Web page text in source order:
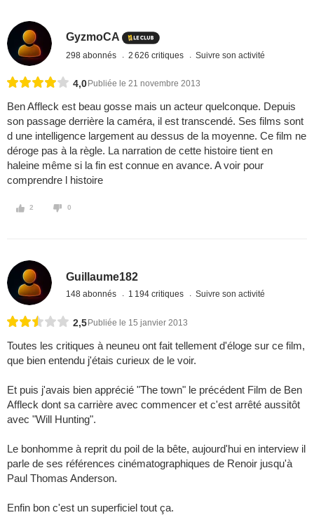
GyzmoCA
298 abonnés 2 626 critiques Suivre son activité
4,0 Publiée le 21 novembre 2013
Ben Affleck est beau gosse mais un acteur quelconque. Depuis
son passage derrière la caméra, il est transcendé. Ses films sont
d une intelligence largement au dessus de la moyenne. Ce film ne
déroge pas à la règle. La narration de cette histoire tient en
haleine même si la fin est connue en avance. A voir pour
comprendre l histoire
2 0
Guillaume182
148 abonnés 1 194 critiques Suivre son activité
2,5 Publiée le 15 janvier 2013
Toutes les critiques à neuneu ont fait tellement d'éloge sur ce film,
que bien entendu j'étais curieux de le voir.
Et puis j'avais bien apprécié "The town" le précédent Film de Ben
Affleck dont sa carrière avec commencer et c'est arrêté aussitôt
avec "Will Hunting".
Le bonhomme à reprit du poil de la bête, aujourd'hui en interview il
parle de ses références cinématographiques de Renoir jusqu'à
Paul Thomas Anderson.
Enfin bon c'est un superficiel tout ça.